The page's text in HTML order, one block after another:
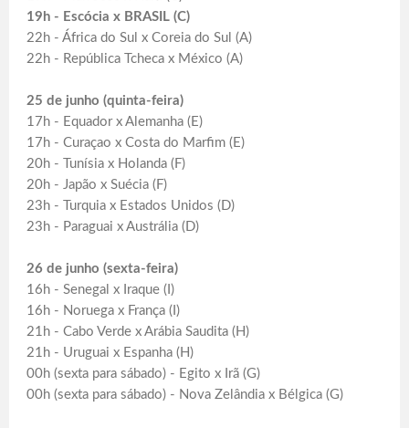
19h - Escócia x BRASIL (C)
22h - África do Sul x Coreia do Sul (A)
22h - República Tcheca x México (A)
25 de junho (quinta-feira)
17h - Equador x Alemanha (E)
17h - Curaçao x Costa do Marfim (E)
20h - Tunísia x Holanda (F)
20h - Japão x Suécia (F)
23h - Turquia x Estados Unidos (D)
23h - Paraguai x Austrália (D)
26 de junho (sexta-feira)
16h - Senegal x Iraque (I)
16h - Noruega x França (I)
21h - Cabo Verde x Arábia Saudita (H)
21h - Uruguai x Espanha (H)
00h (sexta para sábado) - Egito x Irã (G)
00h (sexta para sábado) - Nova Zelândia x Bélgica (G)